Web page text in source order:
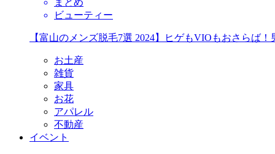
まとめ
ビューティー
【富山のメンズ脱毛7選 2024】ヒゲもVIOもおさらば
お土産
雑貨
家具
お花
アパレル
不動産
イベント